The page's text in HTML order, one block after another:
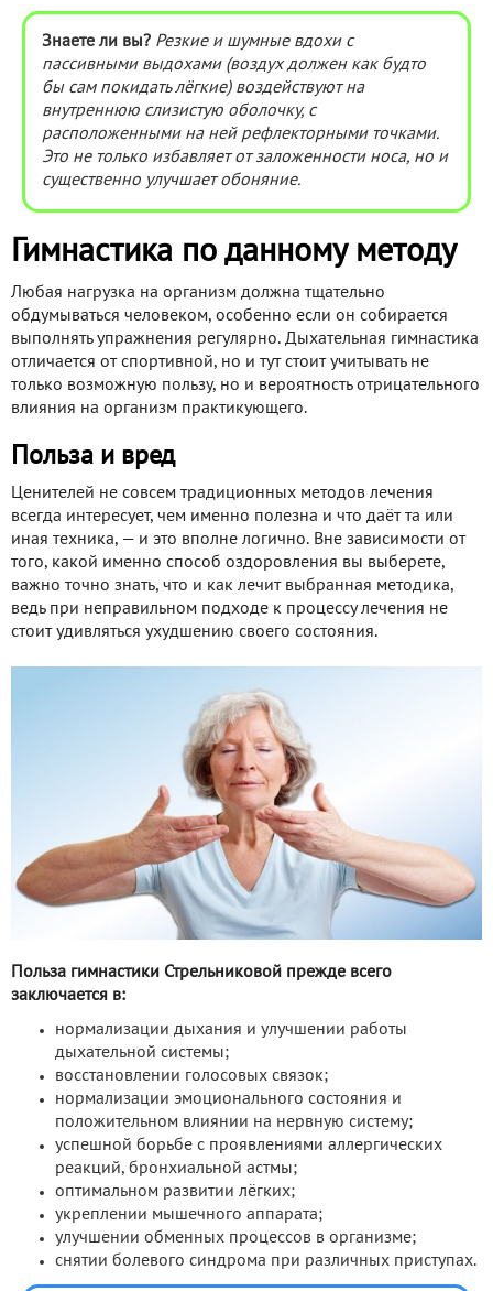
Знаете ли вы? Резкие и шумные вдохи с
пассивными выдохами (воздух должен как будто
бы сам покидать лёгкие) воздействуют на
внутреннюю слизистую оболочку, с
расположенными на ней рефлекторными точками.
Это не только избавляет от заложенности носа, но и
существенно улучшает обоняние.
Гимнастика по данному методу
Любая нагрузка на организм должна тщательно
обдумываться человеком, особенно если он собирается
выполнять упражнения регулярно. Дыхательная гимнастика
отличается от спортивной, но и тут стоит учитывать не
только возможную пользу, но и вероятность отрицательного
влияния на организм практикующего.
Польза и вред
Ценителей не совсем традиционных методов лечения
всегда интересует, чем именно полезна и что даёт та или
иная техника, — и это вполне логично. Вне зависимости от
того, какой именно способ оздоровления вы выберете,
важно точно знать, что и как лечит выбранная методика,
ведь при неправильном подходе к процессу лечения не
стоит удивляться ухудшению своего состояния.
Польза гимнастики Стрельниковой прежде всего
заключается в:
нормализации дыхания и улучшении работы
дыхательной системы;
восстановлении голосовых связок;
нормализации эмоционального состояния и
положительном влиянии на нервную систему;
успешной борьбе с проявлениями аллергических
реакций, бронхиальной астмы;
оптимальном развитии лёгких;
укреплении мышечного аппарата;
улучшении обменных процессов в организме;
снятии болевого синдрома при различных приступах.